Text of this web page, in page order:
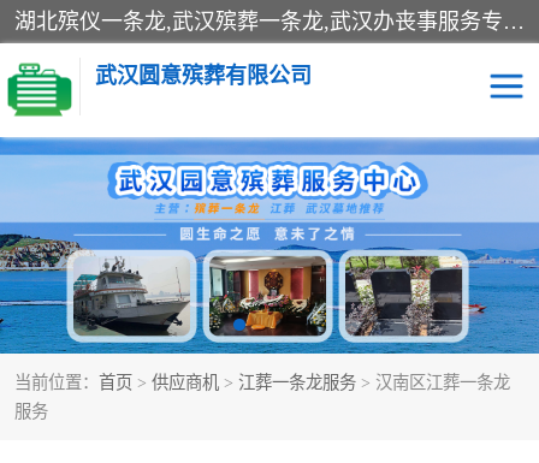
湖北殡仪一条龙,武汉殡葬一条龙,武汉办丧事服务专理红白佛事、病人临终关怀、医院或家中老人去世穿寿衣、灵车遗体接运、殡仪馆告别厅预约、办理火葬场手续、民俗丧事策划、遗体告别仪式、民俗礼仪服务、殡葬礼仪策划、陵园墓位导购、寺庙塔位择吉、往生功德策划、民俗功德策划、异地殡葬礼仪服务、异地骨灰接送返乡
武汉圆意殡葬有限公司
当前位置： 首页 > 供应商机 > 江葬一条龙服务 > 汉南区江葬一条龙
服务
殡葬一条龙服务 江葬一条龙服务
武汉锦辉天堂文化园 仙鹤湖湿地公园
长乐园陵园 万福净土陵园
武汉市阳逻九龙宫陵园 石门峰人文纪念园